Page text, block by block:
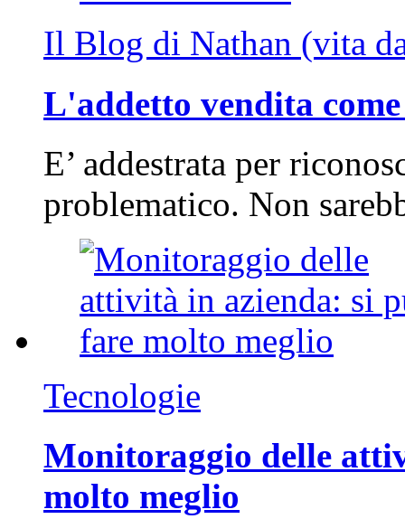
Il Blog di Nathan (vita
L'addetto vendita
E’ addestrata per
problematico. Non
Tecnologie
Monitoraggio delle
molto meglio